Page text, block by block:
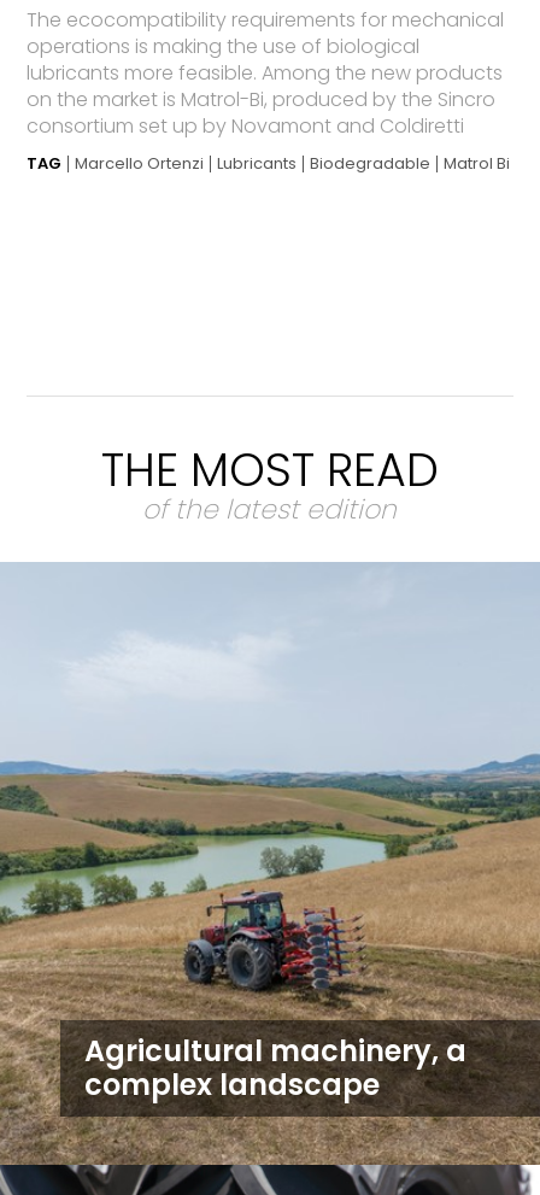
The ecocompatibility requirements for mechanical
operations is making the use of biological
lubricants more feasible. Among the new products
on the market is Matrol-Bi, produced by the Sincro
consortium set up by Novamont and Coldiretti
TAG Marcello Ortenzi Lubricants Biodegradable Matrol Bi
THE MOST READ
of the latest edition
Agricultural machinery, a
complex landscape